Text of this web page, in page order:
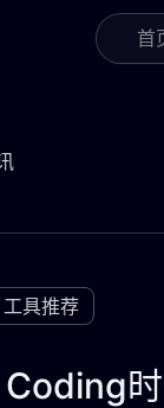
首
工具推荐